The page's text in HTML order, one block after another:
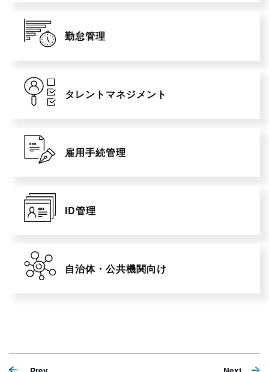
勤怠管理
タレントマネジメント
雇用手続管理
ID管理
自治体・公共機関向け